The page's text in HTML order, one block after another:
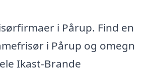
i Pårup. Find en
i Pårup og omegn
Ikast-Brande